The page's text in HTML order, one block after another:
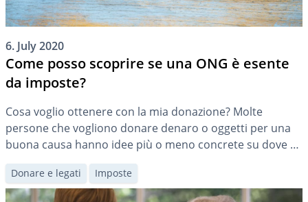
6. July 2020
Come posso scoprire se una ONG è esente
da imposte?
Cosa voglio ottenere con la mia donazione? Molte
persone che vogliono donare denaro o oggetti per una
buona causa hanno idee più o meno concrete su dove e
come le loro donazioni dovrebbero essere utilizzate. Un
utile punto di partenza per gli indecisi può essere quello
di individuare una sorta di «area tematica» e scegliere
Donare e legati Imposte